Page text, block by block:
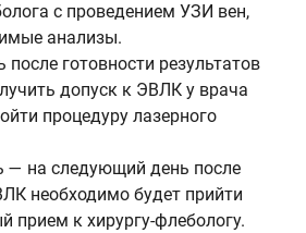
с проведением УЗИ вен,
анализы.
после готовности результатов
допуск к ЭВЛК у врача
процедуру лазерного
— на следующий день после
необходимо будет прийти
прием к хирургу-флебологу.